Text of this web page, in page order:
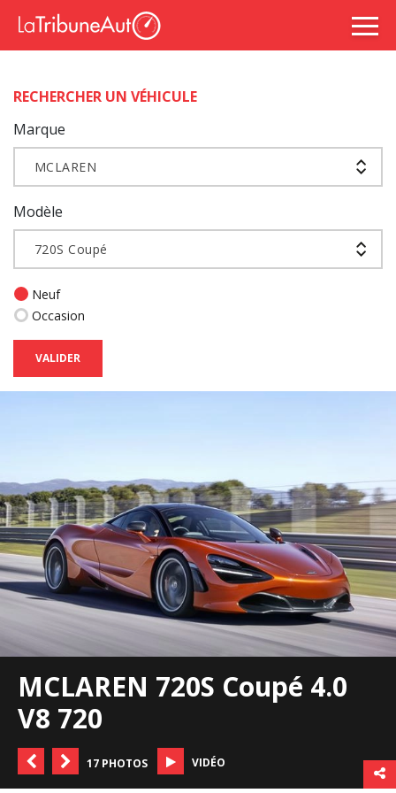
RECHERCHER UN VÉHICULE
Marque
MCLAREN
Modèle
720S Coupé
Neuf
Occasion
VALIDER
MCLAREN 720S Coupé 4.0
V8 720
17 PHOTOS VIDÉO